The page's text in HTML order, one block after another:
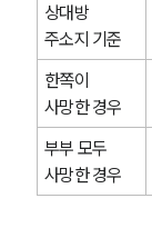
상대방
주소지 기준
한쪽이
사망한 경우
부부 모두
사망한 경우